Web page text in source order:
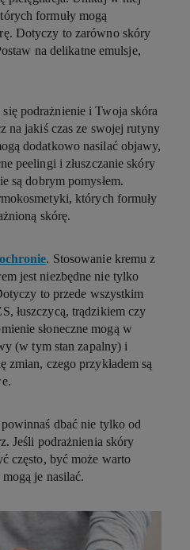
formuły mogą
Dotyczy to zarówno skóry
na delikatne emulsje,
podrażnienie i Twoja skóra
na jakiś czas ze swojej rutyny
dodatkowo nasilać objawy,
peelingi i złuszczanie skóry
są dobrym pomysłem.
których formuły
skórę.
. Stosowanie kremu z
jest niezbędne nie tylko
to przede wszystkim
łuszczycą, trądzikiem czy
słoneczne mogą w
(w tym stan zapalny) i
czego przykładem są
dbać nie tylko od
Jeśli podrażnienia skóry
często, być może warto
je nasilać.